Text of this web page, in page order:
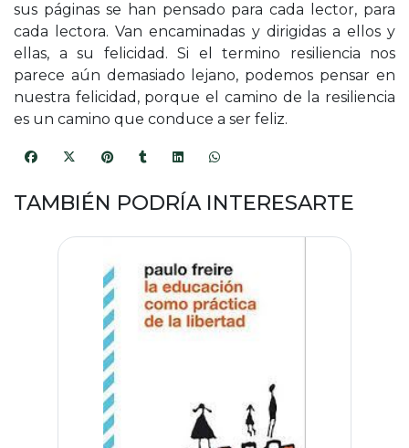
sus páginas se han pensado para cada lector, para
cada lectora. Van encaminadas y dirigidas a ellos y
ellas, a su felicidad. Si el termino resiliencia nos
parece aún demasiado lejano, podemos pensar en
nuestra felicidad, porque el camino de la resiliencia
es un camino que conduce a ser feliz.
TAMBIÉN PODRÍA INTERESARTE